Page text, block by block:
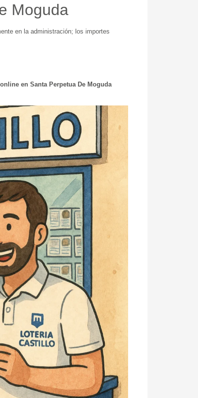
Moguda
en la administración; los importes
en Santa Perpetua De Moguda